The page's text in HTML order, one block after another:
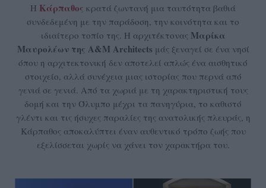
Η Κάρπαθος κρατά ζωντανή μια ταυτότητα βαθιά
συνδεδεμένη με την παράδοση, την κοινότητα και το
ιδιαίτερο τοπίο της. Η αρχιτέκτονας Μαρίκα
Μαυρολέων της A&M Architects μάς ξεναγεί σε ένα νησί
όπου η αρχιτεκτονική δεν αποτελεί απλώς ένα αισθητικό
στοιχείο, αλλά συνέχεια μιας ιστορίας που περνά από
γενιά σε γενιά. Από τα χωριά με τη χαρακτηριστική τους
δομή και την Όλυμπο μέχρι τα πανηγύρια, το καθιστό
γλέντι και τις ήσυχες παραλίες της ανατολικής πλευράς, η
Κάρπαθος αποκαλύπτει έναν αυθεντικό τρόπο ζωής που
εξελίσσεται χωρίς να χάνει τον χαρακτήρα του.